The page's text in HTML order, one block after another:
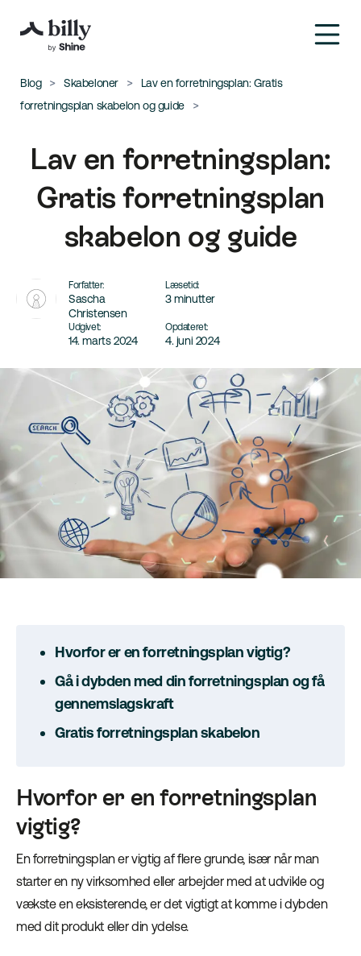
Blog Skabeloner
Lav en forretningsplan: Gratis
forretningsplan skabelon og guide
Lav en forretningsplan:
Gratis forretningsplan
skabelon og guide
Forfatter:
Sascha
Christensen
Udgivet:
14. marts 2024
Opdateret:
4. juni 2024
Læsetid:
3 minutter
Hvorfor er en forretningsplan vigtig?
Gå i dybden med din forretningsplan og få
gennemslagskraft
Gratis forretningsplan skabelon
Hvorfor er en forretningsplan
vigtig?
En forretningsplan er vigtig af flere grunde, især når man
starter en ny virksomhed eller arbejder med at udvikle og
vækste en eksisterende, er det vigtigt at komme i dybden
med dit produkt eller din ydelse.